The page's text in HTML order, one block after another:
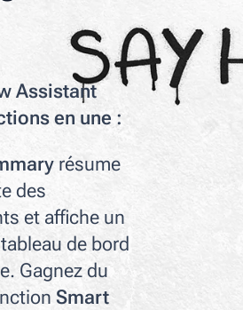
Assistant
en une :
résume
des
et affiche un
de bord
Gagnez du
Smart